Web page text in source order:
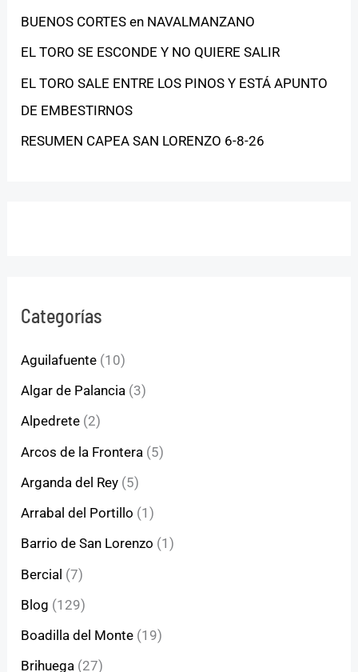
BUENOS CORTES en NAVALMANZANO
EL TORO SE ESCONDE Y NO QUIERE SALIR
EL TORO SALE ENTRE LOS PINOS Y ESTÁ APUNTO
DE EMBESTIRNOS
RESUMEN CAPEA SAN LORENZO 6-8-26
Categorías
Aguilafuente (10)
Algar de Palancia (3)
Alpedrete (2)
Arcos de la Frontera (5)
Arganda del Rey (5)
Arrabal del Portillo (1)
Barrio de San Lorenzo (1)
Bercial (7)
Blog (129)
Boadilla del Monte (19)
Brihuega (27)